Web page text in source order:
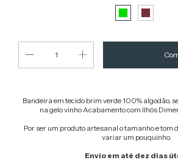
Bandeira em tecido brim verde 100% algodão,
na gelo vinho Acabamento com Ilhós
Por ser um produto artesanal o tamanho e tom
variar um pouquinho.
Envio em até dez dias